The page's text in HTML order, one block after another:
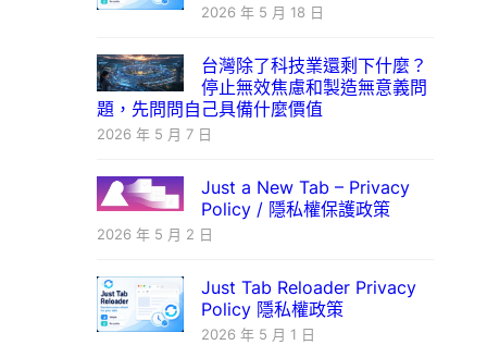
2026 年 5 月 18 日
台灣除了科技業還剩下什麼？
停止無效焦慮和製造無意義問
題，先問問自己具備什麼價值
2026 年 5 月 7 日
Just a New Tab – Privacy
Policy / 隱私權保護政策
2026 年 5 月 2 日
Just Tab Reloader Privacy
Policy 隱私權政策
2026 年 5 月 1 日